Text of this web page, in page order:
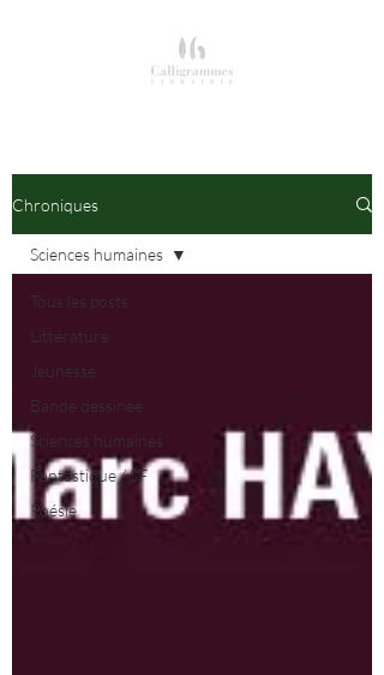
Chroniques
Tous les posts
Littérature
Jeunesse
Bande dessinée
Sciences humaines
Fantastique / SF
Poésie
Sciences humaines